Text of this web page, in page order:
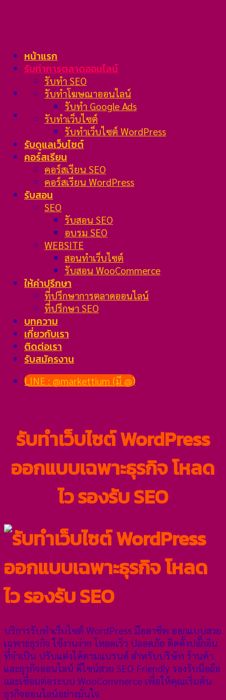
หน้าแรก
รับทำการตลาดออนไลน์
รับทำ SEO
รับทำโฆษณาออนไลน์
รับทำ Google Ads
รับทำเว็บไซต์
รับทำเว็บไซต์ WordPress
รับดูแลเว็บไซต์
คอร์สเรียน
คอร์สเรียน SEO
คอร์สเรียน WordPress
รับสอน
SEO
รับสอน SEO
อบรม SEO
WEBSITE
สอนทำเว็บไซต์
รับสอน WooCommerce
ให้คำปรึกษา
ที่ปรึกษาการตลาดออนไลน์
ที่ปรึกษา SEO
บทความ
เกี่ยวกับเรา
ติดต่อเรา
รับสมัครงาน
LINE : @markettium (มี @)
รับทำเว็บไซต์ WordPress
ออกแบบเฉพาะธุรกิจ โหลด
ไว รองรับ SEO
บริการรับทำเว็บไซต์ WordPress มืออาชีพ ออกแบบสวย
เฉพาะธุรกิจ ใช้งานง่าย โหลดเร็ว ปลอดภัย ติดตั้งปลั๊กอิน
ที่จำเป็น ปรับแต่งได้ตามแบรนด์ สำหรับบริษัท ร้านค้า
และธุรกิจออนไลน์ ดีไซน์สวย SEO Friendly รองรับมือถือ
และเชื่อมต่อระบบ WooCommerce เพื่อให้คุณเริ่มต้น
ธุรกิจออนไลน์อย่างมั่นใจ